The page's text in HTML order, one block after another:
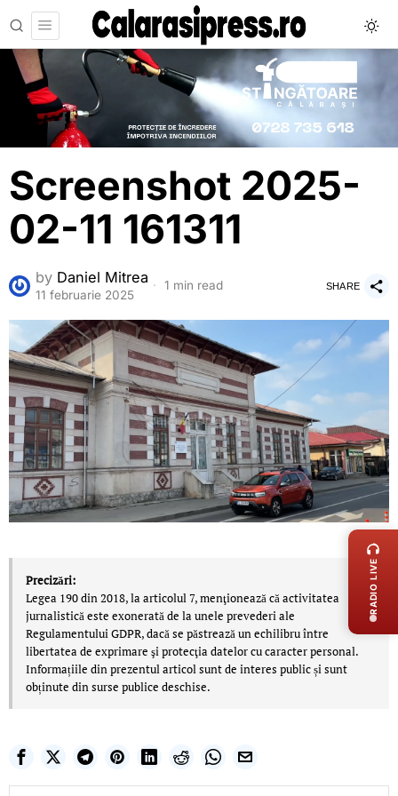
Screenshot 2025-
02-11 161311
by Daniel Mitrea
11 februarie 2025
1 min read SHARE
Precizări:
Legea 190 din 2018, la articolul 7, menţionează că activitatea
jurnalistică este exonerată de la unele prevederi ale
Regulamentului GDPR, dacă se păstrează un echilibru între
libertatea de exprimare şi protecţia datelor cu caracter personal.
Informațiile din prezentul articol sunt de interes public și sunt
obținute din surse publice deschise.
RADIO LIVE